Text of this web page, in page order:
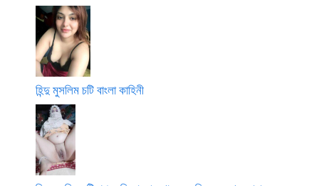
হিন্দু মুসলিম চটি বাংলা কাহিনী